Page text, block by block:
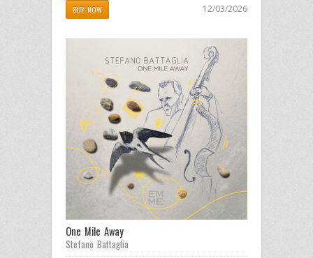
BUY NOW 12/03/2026
One Mile Away
Stefano Battaglia